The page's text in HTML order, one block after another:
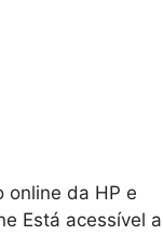
online da HP e
Está acessível a